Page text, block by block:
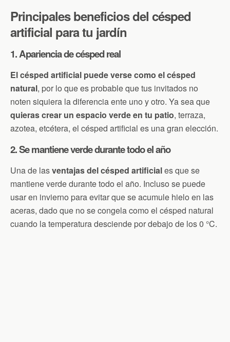
Principales beneficios del césped
artificial para tu jardín
1. Apariencia de césped real
El césped artificial puede verse como el césped
natural, por lo que es probable que tus invitados no
noten siquiera la diferencia ente uno y otro. Ya sea que
quieras crear un espacio verde en tu patio, terraza,
azotea, etcétera, el césped artificial es una gran elección.
2. Se mantiene verde durante todo el año
Una de lasventajas del césped artificiales que se
mantiene verde durante todo el año. Incluso se puede
usar en invierno para evitar que se acumule hielo en las
aceras, dado que no se congela como el césped natural
cuando la temperatura desciende por debajo de los 0 °C.